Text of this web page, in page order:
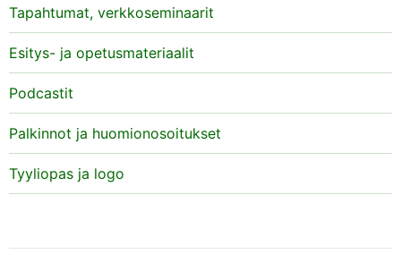
Tapahtumat, verkkoseminaarit
Esitys- ja opetusmateriaalit
Podcastit
Palkinnot ja huomionosoitukset
Tyyliopas ja logo